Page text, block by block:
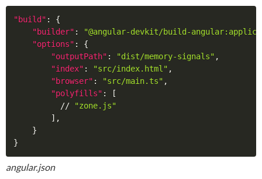
"build" :
{
"builder" :
"@angular-devkit/build-
"options" :
{
"outputPath" : "dist/memory-signals" ,
"index" : "src/index.html" ,
"browser" : "src/main.ts" ,
"polyfills" :
[
          //
"zone.js"
] ,
}
}
angular.json